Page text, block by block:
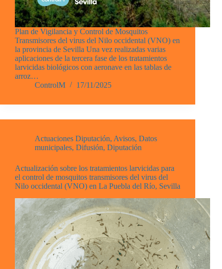
Plan de Vigilancia y Control de Mosquitos
Transmisores del virus del Nilo occidental (VNO) en
la provincia de Sevilla Una vez realizadas varias
aplicaciones de la tercera fase de los tratamientos
larvicidas biológicos con aeronave en las tablas de
arroz…
ControlM
17/11/2025
Actuaciones Diputación, Avisos, Datos
municipales, Difusión, Diputación
Actualización sobre los tratamientos larvicidas para
el control de mosquitos transmisores del virus del
Nilo occidental (VNO) en La Puebla del Río, Sevilla